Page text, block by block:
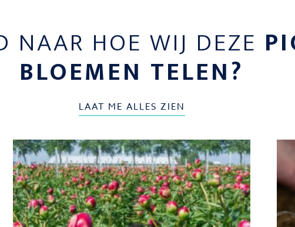
NAAR HOE WIJ DEZE
BLOEMEN TELEN?
LAAT ME ALLES ZIEN